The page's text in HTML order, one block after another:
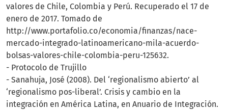
valores de Chile, Colombia y Perú. Recuperado el 17 de
enero de 2017. Tomado de
http://www.portafolio.co/economia/finanzas/nace-
mercado-integrado-latinoamericano-mila-acuerdo-
bolsas-valores-chile-colombia-peru-125632.
- Protocolo de Trujillo
- Sanahuja, José (2008). Del ‘regionalismo abierto’ al
‘regionalismo pos-liberal’. Crisis y cambio en la
integración en América Latina, en Anuario de Integración.